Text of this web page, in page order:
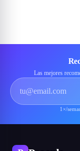
Las mejores
1×/